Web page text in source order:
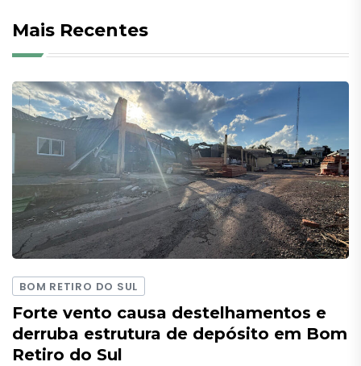
Mais Recentes
BOM RETIRO DO SUL
Forte vento causa destelhamentos e
derruba estrutura de depósito em Bom
Retiro do Sul